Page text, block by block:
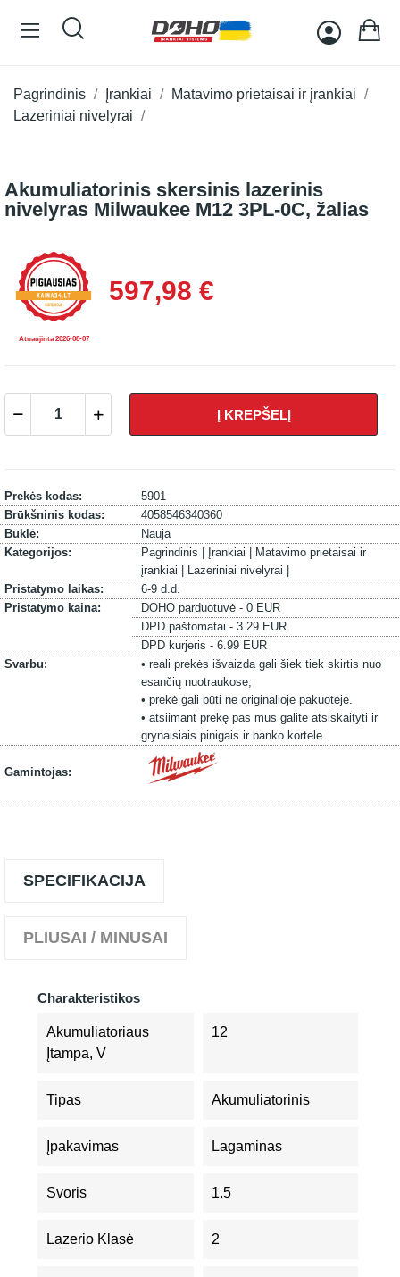
Pagrindinis Įrankiai
Matavimo prietaisai ir įrankiai
Lazeriniai nivelyrai
Akumuliatorinis skersinis lazerinis
nivelyras Milwaukee M12 3PL-0C, žalias
597,98 €
Atnaujinta 2026-08-07
Į KREPŠELĮ
Prekės kodas:
5901
Brūkšninis kodas:
4058546340360
Būklė:
Nauja
Kategorijos:
Pagrindinis | Įrankiai |
Matavimo prietaisai ir
įrankiai |
Lazeriniai nivelyrai |
Pristatymo laikas:
6-9 d.d.
Pristatymo kaina:
DOHO parduotuvė - 0 EUR
DPD paštomatai - 3.29 EUR
DPD kurjeris - 6.99 EUR
Svarbu:
• reali prekės išvaizda gali šiek tiek skirtis nuo
esančių nuotraukose;
• prekė gali būti ne originalioje pakuotėje.
• atsiimant prekę pas mus galite atsiskaityti ir
grynaisiais pinigais ir banko kortele.
Gamintojas:
SPECIFIKACIJA
PLIUSAI / MINUSAI
Charakteristikos
Akumuliatoriaus
Įtampa, V
12
Tipas Akumuliatorinis
Įpakavimas Lagaminas
Svoris 1.5
Lazerio Klasė 2